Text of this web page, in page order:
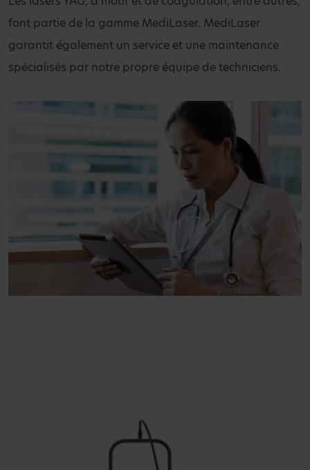
font partie de la gamme MediLaser. MediLaser
garantit également un service et une maintenance
spécialisés par notre propre équipe de techniciens.